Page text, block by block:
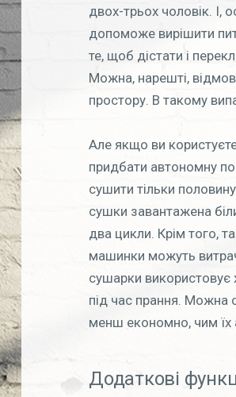
двох-трьох чоловік. І,
допоможе вирішити
те, щоб дістати і
Можна, нарешті,
простору. В такому
Але якщо ви
придбати автономну
сушити тільки
сушки завантажена
два цикли. Крім того,
машинки можуть
сушарки використовує
під час прання. Можна
менш економно, чим їх
Додаткові